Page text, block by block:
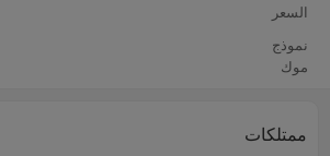
السعر
نموذج
موك
ممتلكات